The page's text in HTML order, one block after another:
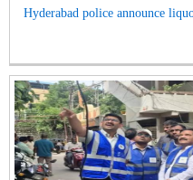
Hyderabad police announce